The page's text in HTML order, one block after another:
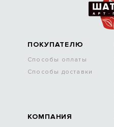
ПОКУПАТЕЛЮ
Способы оплаты
Способы доставки
КОМПАНИЯ